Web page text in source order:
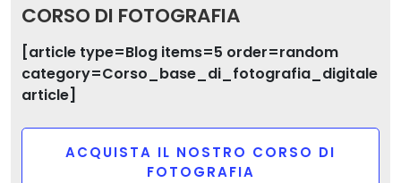
CORSO DI FOTOGRAFIA
[article type=Blog items=5 order=random
category=Corso_base_di_fotografia_digitale
article]
ACQUISTA IL NOSTRO CORSO DI
FOTOGRAFIA